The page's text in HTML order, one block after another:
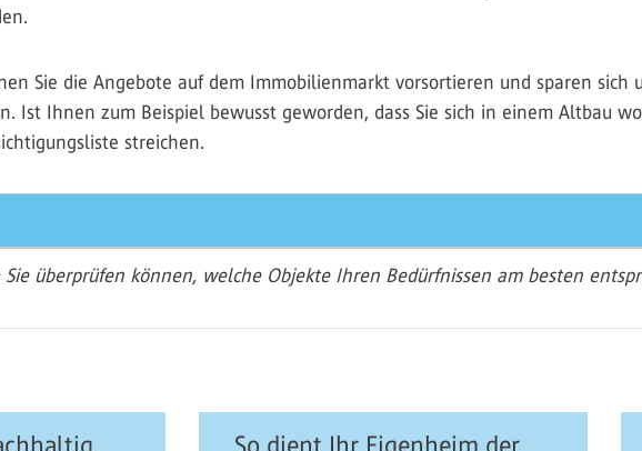
Sie die Angebote auf dem Immobilienmarkt vorsortieren und sparen sich
Ist Ihnen zum Beispiel bewusst geworden, dass Sie sich in einem Altbau
streichen.
überprüfen können, welche Objekte Ihren Bedürfnissen am besten